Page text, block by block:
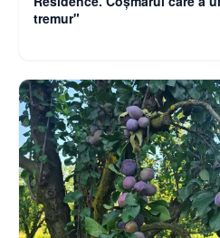
tremur"